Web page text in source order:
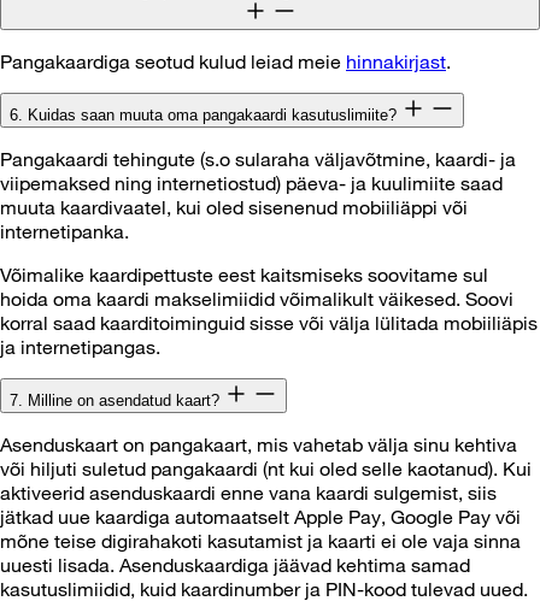
Pangakaardiga seotud kulud leiad meie hinnakirjast.
6. Kuidas saan muuta oma pangakaardi kasutuslimiite?
Pangakaardi tehingute (s.o sularaha väljavõtmine, kaardi- ja
viipemaksed ning internetiostud) päeva- ja kuulimiite saad
muuta kaardivaatel, kui oled sisenenud mobiiliäppi või
internetipanka.
Võimalike kaardipettuste eest kaitsmiseks soovitame sul
hoida oma kaardi makselimiidid võimalikult väikesed. Soovi
korral saad kaarditoiminguid sisse või välja lülitada mobiiliäpis
ja internetipangas.
7. Milline on asendatud kaart?
Asenduskaart on pangakaart, mis vahetab välja sinu kehtiva
või hiljuti suletud pangakaardi (nt kui oled selle kaotanud). Kui
aktiveerid asenduskaardi enne vana kaardi sulgemist, siis
jätkad uue kaardiga automaatselt Apple Pay, Google Pay või
mõne teise digirahakoti kasutamist ja kaarti ei ole vaja sinna
uuesti lisada. Asenduskaardiga jäävad kehtima samad
kasutuslimiidid, kuid kaardinumber ja PIN-kood tulevad uued.